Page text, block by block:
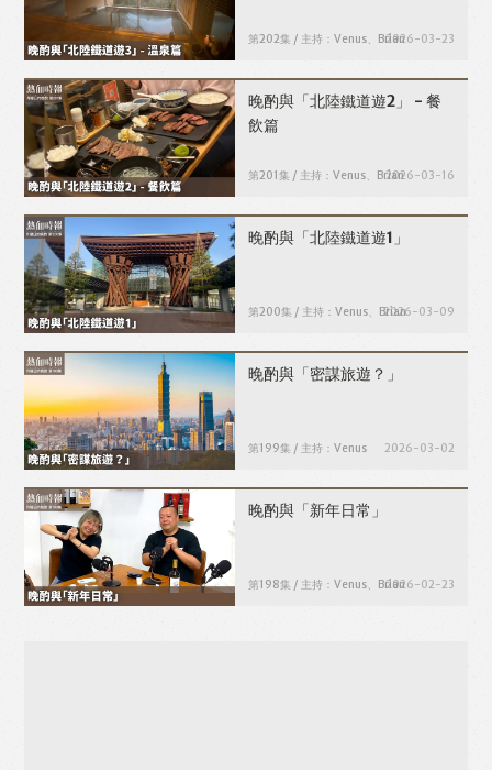
第202集 / 主持：Venus、Brian2026-03-23
晚酌與「北陸鐵道遊2」 - 餐
飲篇
第201集 / 主持：Venus、Brian2026-03-16
晚酌與「北陸鐵道遊1」
第200集 / 主持：Venus、Brian2026-03-09
晚酌與「密謀旅遊？」
第199集 / 主持：Venus 2026-03-02
晚酌與「新年日常」
第198集 / 主持：Venus、Brian2026-02-23